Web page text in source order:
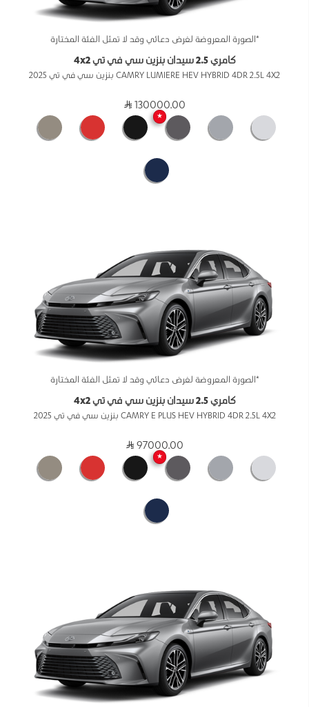
*الصورة المعروضة لغرض دعائي وقد لا تمثل الفئة المختارة
كامري 2.5 سيدان بنزين سي في تي 4x2
CAMRY LUMIERE HEV HYBRID 4DR 2.5L 4X2 بنزين سي في تي 2025
130000.00
★
*الصورة المعروضة لغرض دعائي وقد لا تمثل الفئة المختارة
كامري 2.5 سيدان بنزين سي في تي 4x2
CAMRY E PLUS HEV HYBRID 4DR 2.5L 4X2 بنزين سي في تي 2025
97000.00
★